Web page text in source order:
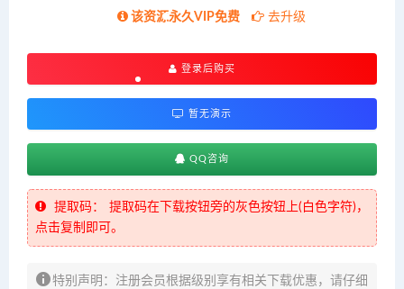
该资源永久VIP免费 去升级
登录后购买
暂无演示
QQ咨询
提取码：
提取码在下载按钮旁的灰色按钮上(白色字符)，
点击复制即可。
特别声明：注册会员根据级别享有相关下载优惠，请仔细